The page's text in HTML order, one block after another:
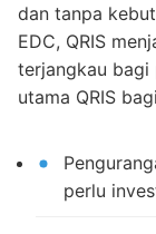
dan tanpa
EDC, QRIS
terjangkau bagi
utama QRIS
perlu